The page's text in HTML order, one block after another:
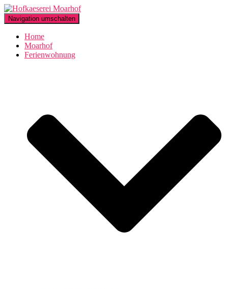
Navigation umschalten
Home
Moarhof
Ferienwohnung